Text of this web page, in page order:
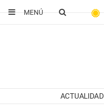
MENÚ
ACTUALIDAD